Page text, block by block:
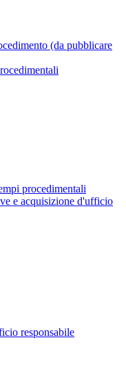
(da pubblicare
procedimentali
e acquisizione d'ufficio
responsabile